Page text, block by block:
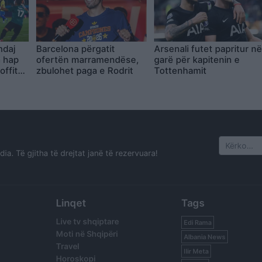
hap
Barcelona përgatit
ofertën marramendëse,
zbulohet paga e Rodrit
Arsenali futet papritur në
garë për kapitenin e
Tottenhamit
Të gjitha të drejtat janë të rezervuara! Search
Linqet
Live tv shqiptare
Moti në Shqipëri
Travel
Horoskopi
Tags
Edi Rama
Albania News
Ilir Meta